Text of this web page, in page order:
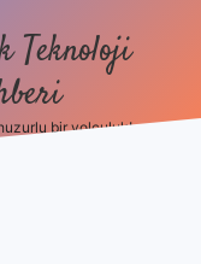
Teknoloji
bir yolculuk!